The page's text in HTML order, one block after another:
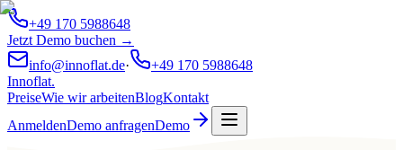
+49 170 5988648
Jetzt Demo buchen →
info@innoflat.de·
+49 170 5988648
Innoflat.
PreiseWie wir arbeitenBlogKontakt
AnmeldenDemo anfragenDemo